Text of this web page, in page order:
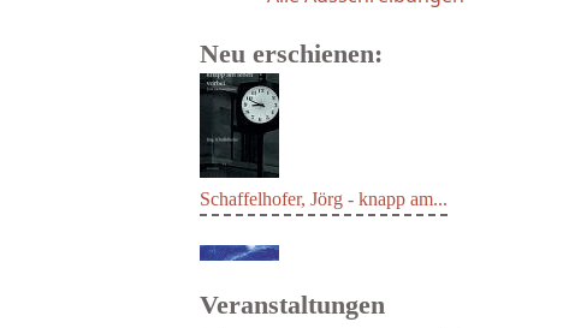
Neu erschienen:
Schaffelhofer, Jörg - knapp am...
Veranstaltungen